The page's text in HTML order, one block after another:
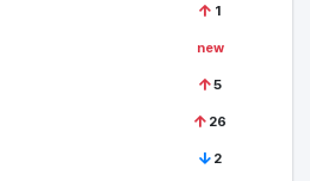
1
new
5
26
2